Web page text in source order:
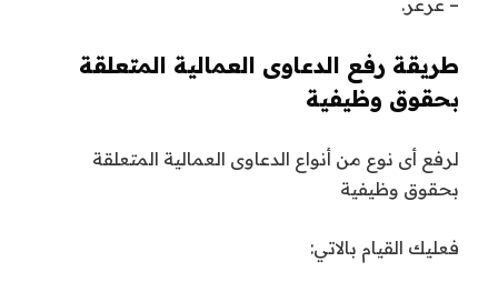
طريقة رفع الدعاوى العمالية المتعلقة
بحقوق وظيفية
لرفع أى نوع من أنواع الدعاوى العمالية المتعلقة
بحقوق وظيفية
فعليك القيام بالاتي: